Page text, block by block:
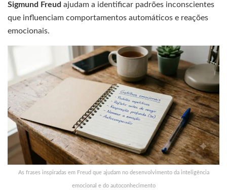
Sigmund Freud ajudam a identificar padrões inconscientes
que influenciam comportamentos automáticos e reações
emocionais.
As frases inspiradas em Freud que ajudam no desenvolvimento da inteligência
emocional e do autoconhecimento